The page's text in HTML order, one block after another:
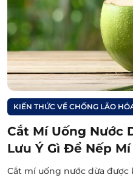
KIẾN THỨC VỀ CHỐNG LÃO
Cắt Mí Uống Nước
Lưu Ý Gì Để Nếp
Cắt mí uống nước dừa